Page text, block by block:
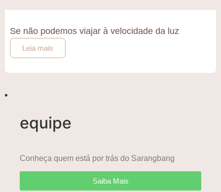
Se não podemos viajar à velocidade da luz
Leia mais
equipe
Conheça quem está por trás do Sarangbang
Saiba Mais